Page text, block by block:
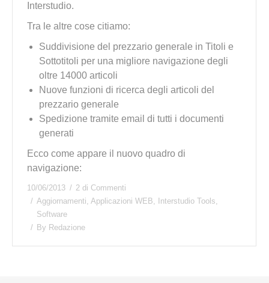
Interstudio.
Tra le altre cose citiamo:
Suddivisione del prezzario generale in Titoli e
Sottotitoli per una migliore navigazione degli
oltre 14000 articoli
Nuove funzioni di ricerca degli articoli del
prezzario generale
Spedizione tramite email di tutti i documenti
generati
Ecco come appare il nuovo quadro di
navigazione:
10/06/2013
2 di Commenti
Aggiornamenti, Applicazioni WEB, Interstudio Tools,
Software
By Redazione